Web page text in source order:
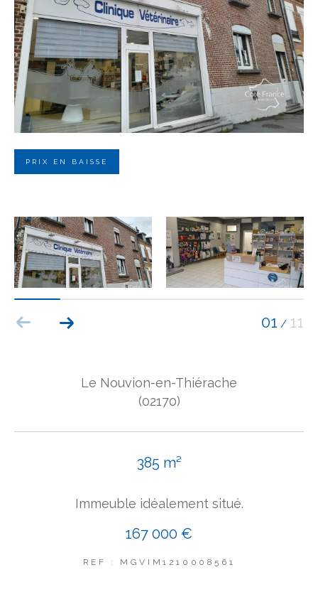
PRIX EN BAISSE
01 / 11
Le Nouvion-en-Thiérache
(02170)
385 m²
Immeuble idéalement situé.
167 000 €
REF : MGVIM1210008561
Budget
Budget
Surface
Pièces
Référence
AFFINER LES CRITÈRES
TERRASSE PARKING PISCINE